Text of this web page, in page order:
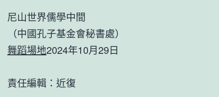
尼山世界儒學中間
（中國孔子基金會秘書處）
舞蹈場地2024年10月29日
責任編輯：近復